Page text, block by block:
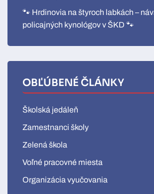
🐾 Hrdinovia na štyroch labkách –
policajných kynológov v ŠKD 🐾
OBĽÚBENÉ ČLÁNKY
Školská jedáleň
Zamestnanci školy
Zelená škola
Voľné pracovné miesta
Organizácia vyučovania